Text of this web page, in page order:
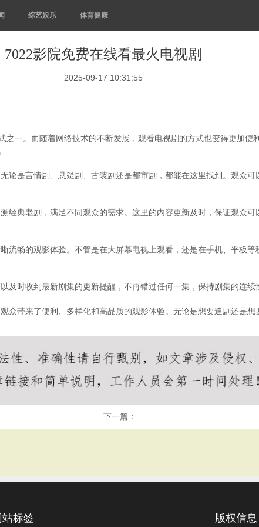
综艺娱乐 体育健康
7022影院免费在线看最火电视剧
2025-09-17 10:31:55
一。而随着网络技术的不断发展，观看电视剧的方式也变得更加便
论是言情剧、悬疑剧、古装剧还是都市剧，都能在这里找到。观众
典老剧，满足不同观众的需求。这里的内容更新及时，保证观众可
流畅的观影体验。不管是在大屏幕电视上观看，还是在手机、平板
时收到最新剧集的更新提醒，不再错过任何一集，保持剧集的连续
众带来了便利、多样化和高品质的观影体验。无论是想要追剧还是
下一篇：
站标签 版权信息